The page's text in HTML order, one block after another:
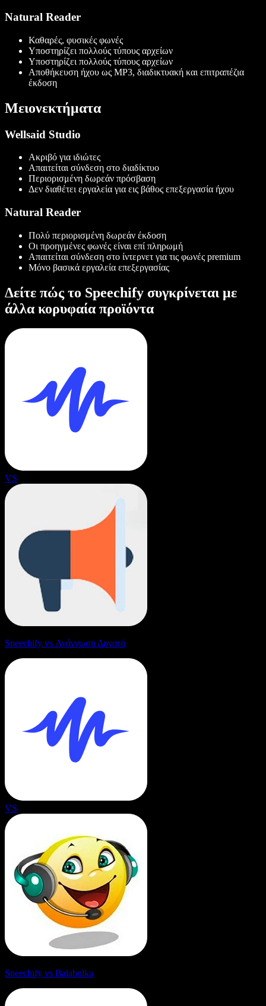
Natural Reader
Καθαρές, φυσικές φωνές
Υποστηρίζει πολλούς τύπους αρχείων
Υποστηρίζει πολλούς τύπους αρχείων
Αποθήκευση ήχου ως MP3, διαδικτυακή και επιτραπέζια
έκδοση
Μειονεκτήματα
Wellsaid Studio
Ακριβό για ιδιώτες
Απαιτείται σύνδεση στο διαδίκτυο
Περιορισμένη δωρεάν πρόσβαση
Δεν διαθέτει εργαλεία για εις βάθος επεξεργασία ήχου
Natural Reader
Πολύ περιορισμένη δωρεάν έκδοση
Οι προηγμένες φωνές είναι επί πληρωμή
Απαιτείται σύνδεση στο ίντερνετ για τις φωνές premium
Μόνο βασικά εργαλεία επεξεργασίας
Δείτε πώς το Speechify συγκρίνεται με
άλλα κορυφαία προϊόντα
VS
Speechify vs Ανάγνωση Δυνατά
VS
Speechify vs Balabolka